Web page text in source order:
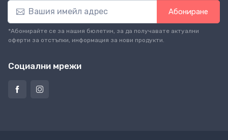
Абониране
*Абонирайте се за нашия бюлетин, за да получавате актуални
оферти за отстъпки, информация за нови продукти.
Социални мрежи